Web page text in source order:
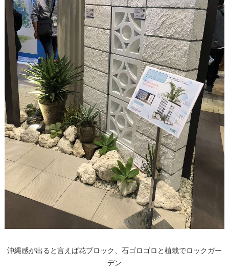
沖縄感が出ると言えば花ブロック、石ゴロゴロと植栽でロックガー
デン